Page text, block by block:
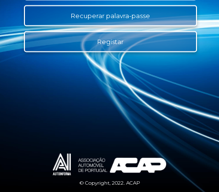
Recuperar palavra-passe
Registar
© Copyright, 2022. ACAP